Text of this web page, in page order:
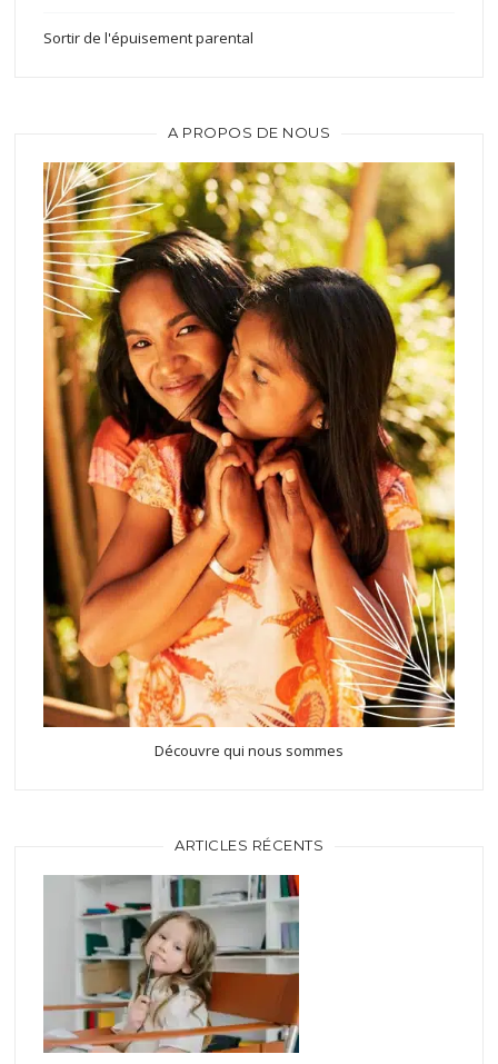
Sortir de l'épuisement parental
A PROPOS DE NOUS
Découvre qui nous sommes
ARTICLES RÉCENTS